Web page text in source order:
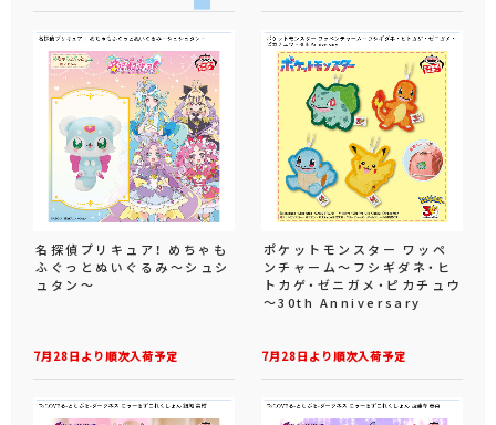
7月28日より順次入荷予定
名探偵プリキュア！ めちゃも
ふぐっとぬいぐるみ～シュシ
ュタン～
7月28日より順次入荷予定
ポケットモンスター ワッペ
ンチャーム～フシギダネ・ヒ
トカゲ・ゼニガメ・ピカチュウ
～30th Anniversary